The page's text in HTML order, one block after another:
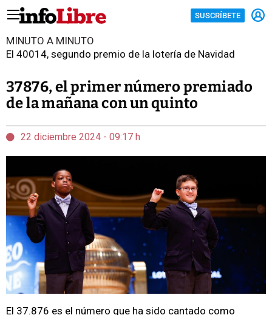
SUSCRÍBETE
MINUTO A MINUTO
El 40014, segundo premio de la lotería de Navidad
37876, el primer número premiado
de la mañana con un quinto
22 diciembre 2024 - 09:17 h
El 37.876 es el número que ha sido cantado como